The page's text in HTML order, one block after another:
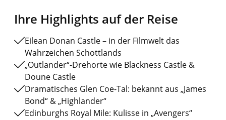
Ihre Highlights auf der Reise
Eilean Donan Castle – in der Filmwelt das
Wahrzeichen Schottlands
„Outlander“-Drehorte wie Blackness Castle &
Doune Castle
Dramatisches Glen Coe-Tal: bekannt aus „James
Bond“ & „Highlander“
Edinburghs Royal Mile: Kulisse in „Avengers“